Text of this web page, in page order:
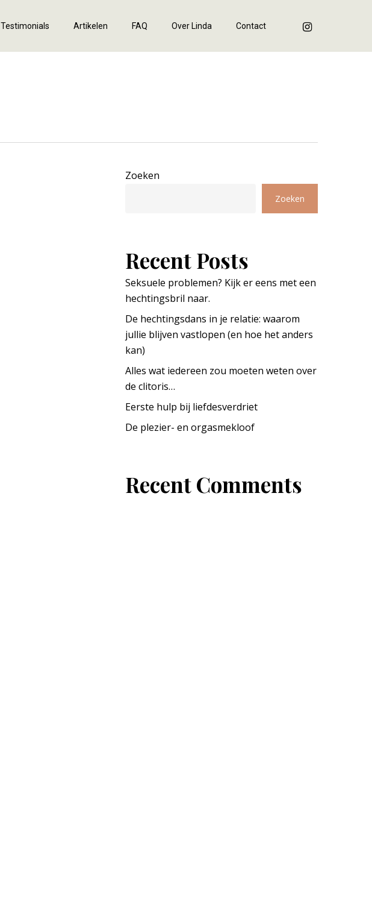
Testimonials Artikelen FAQ Over Linda Contact instagram
Zoeken
Zoeken
Recent Posts
Seksuele problemen? Kijk er eens met een
hechtingsbril naar.
De hechtingsdans in je relatie: waarom
jullie blijven vastlopen (en hoe het anders
kan)
Alles wat iedereen zou moeten weten over
de clitoris…
Eerste hulp bij liefdesverdriet
De plezier- en orgasmekloof
Recent Comments